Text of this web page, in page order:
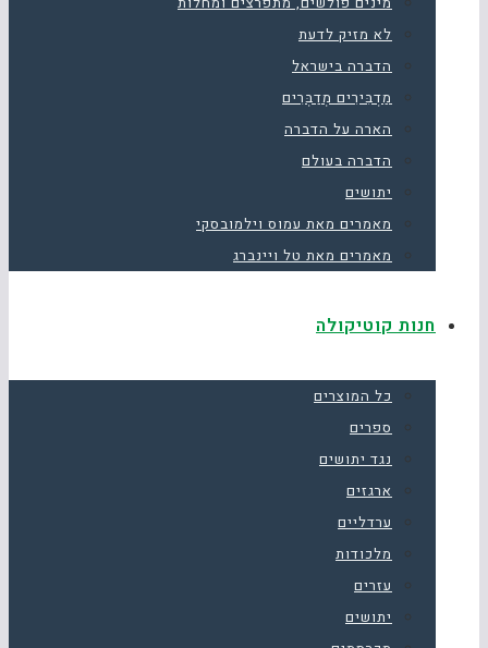
לא מזיק לדעת
הדברה בישראל
מַדְבִּירִים מְדַבְּרִים
הארה על הדברה
הדברה בעולם
יתושים
מאמרים מאת עמוס וילמובסקי
מאמרים מאת טל ויינברג
חנות קוטיקולה
כל המוצרים
ספרים
נגד יתושים
ארגזים
ערדליים
מלכודות
עזרים
יתושים